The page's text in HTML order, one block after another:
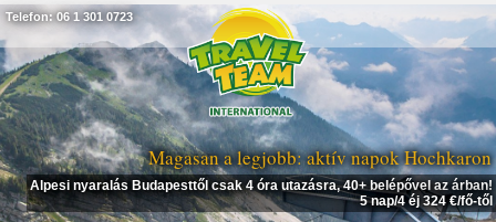
Magasan a legjobb: aktív napok Hochkaron
Alpesi nyaralás Budapesttől csak 4 óra utazásra, 40+ belépővel az árban!
5 nap/4 éj 324 €/fő-től
Telefon: 06 1 301 0723